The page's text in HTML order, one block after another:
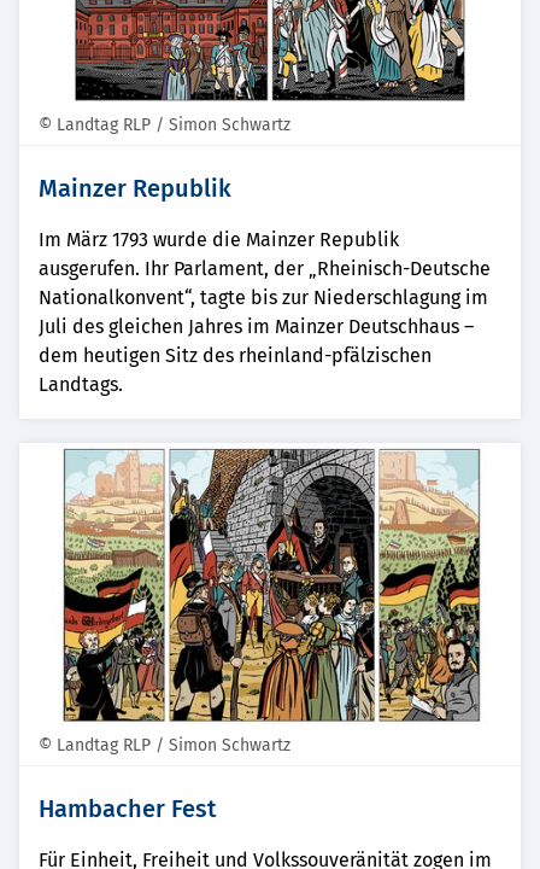
© Landtag RLP / Simon Schwartz
Mainzer Republik
Im März 1793 wurde die Mainzer Republik
ausgerufen. Ihr Parlament, der „Rheinisch-Deutsche
Nationalkonvent“, tagte bis zur Niederschlagung im
Juli des gleichen Jahres im Mainzer Deutschhaus –
dem heutigen Sitz des rheinland-pfälzischen
Landtags.
© Landtag RLP / Simon Schwartz
Hambacher Fest
Für Einheit, Freiheit und Volkssouveränität zogen im